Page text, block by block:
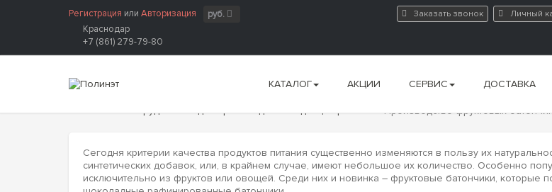
Регистрация или Авторизация
руб.
Краснодар
+7 (861) 279-79-80
Заказать звонок Личный
КАТАЛОГ АКЦИИ СЕРВИС ДОСТАВКА
Главная Оборудование для производств. Тенденции рынка Производство фруктовых
Сегодня критерии качества продуктов питания существенно изменяются в пользу их
синтетических добавок, или, в крайнем случае, имеют небольшое их количество. Особенно
исключительно из фруктов или овощей. Среди них и новинка – фруктовые батончики,